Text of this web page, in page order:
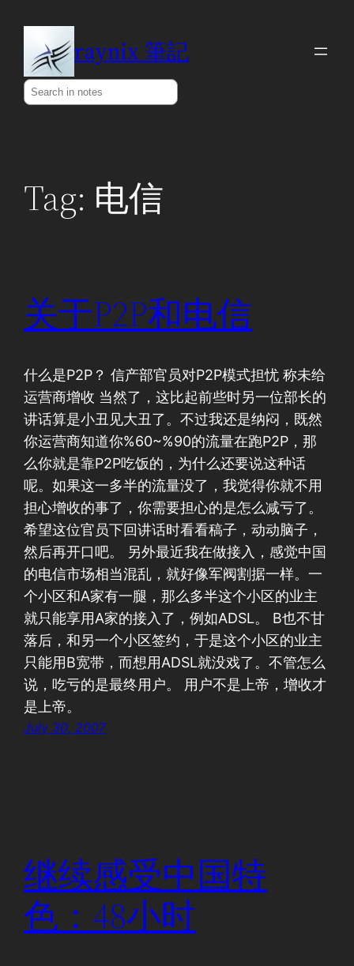
content
raynix 筆記
Search
Tag: 电信
关于P2P和电信
什么是P2P？ 信产部官员对P2P模式担忧 称未给
运营商增收 当然了，这比起前些时另一位部长的
讲话算是小丑见大丑了。不过我还是纳闷，既然
你运营商知道你%60~%90的流量在跑P2P，那
么你就是靠P2P吃饭的，为什么还要说这种话
呢。如果这一多半的流量没了，我觉得你就不用
担心增收的事了，你需要担心的是怎么减亏了。
希望这位官员下回讲话时看看稿子，动动脑子，
然后再开口吧。 另外最近我在做接入，感觉中国
的电信市场相当混乱，就好像军阀割据一样。一
个小区和A家有一腿，那么多半这个小区的业主
就只能享用A家的接入了，例如ADSL。 B也不甘
落后，和另一个小区签约，于是这个小区的业主
只能用B宽带，而想用ADSL就没戏了。不管怎么
说，吃亏的是最终用户。 用户不是上帝，增收才
是上帝。
July 30, 2007
继续感受中国特
色：48小时